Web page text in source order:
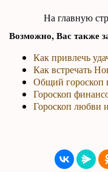
На главную
Возможно, Вас также
Как привлечь
Как встречать
Общий гороскоп
Гороскоп
Гороскоп любви